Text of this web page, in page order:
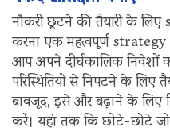
नौकरी छूटने की तैयारी के
करना एक महत्वपूर्ण strategy
आप अपने दीर्घकालिक निवेशों
परिस्थितियों से निपटने के
बावजूद, इसे और बढ़ाने के लिए
करें। यहां तक कि छोटे-छोटे